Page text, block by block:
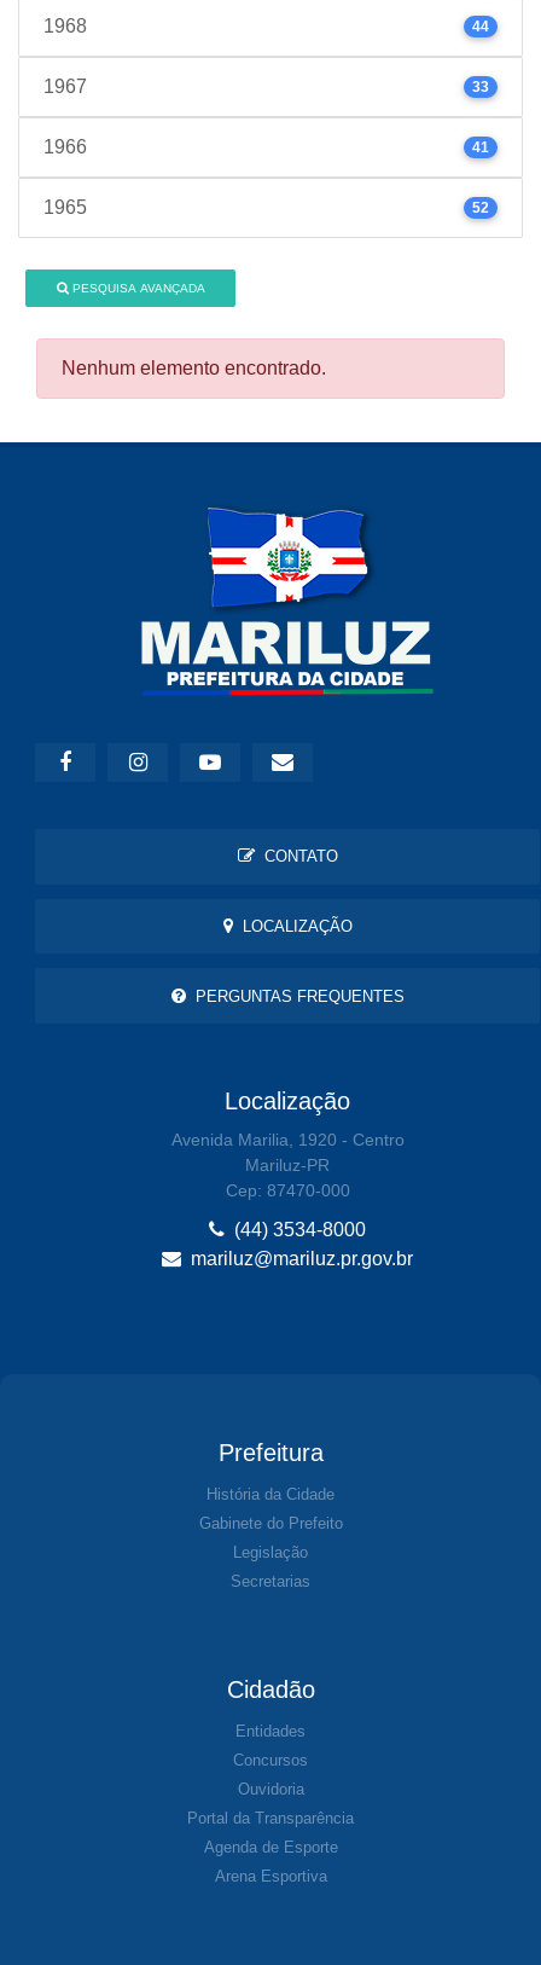
1968 44
1967 33
1966 41
1965 52
PESQUISA AVANÇADA
Nenhum elemento encontrado.
CONTATO
LOCALIZAÇÃO
PERGUNTAS FREQUENTES
Localização
Avenida Marilia, 1920 - Centro
Mariluz-PR
Cep: 87470-000
(44) 3534-8000
mariluz@mariluz.pr.gov.br
Prefeitura
História da Cidade
Gabinete do Prefeito
Legislação
Secretarias
Cidadão
Entidades
Concursos
Ouvidoria
Portal da Transparência
Agenda de Esporte
Arena Esportiva